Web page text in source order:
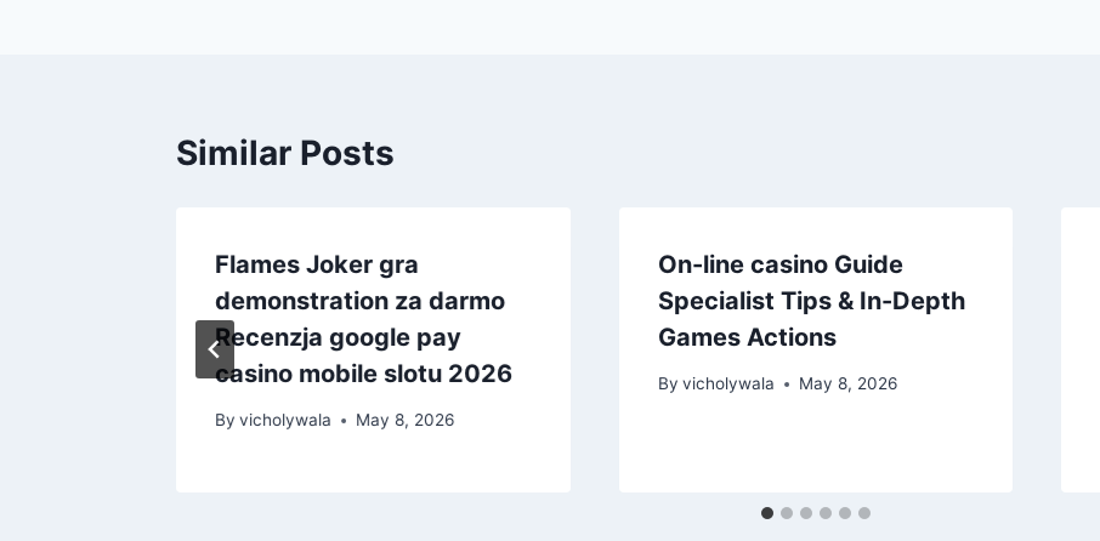
Similar Posts
Flames Joker gra
demonstration za darmo
Recenzja google pay
casino mobile slotu 2026
By vicholywala May 8, 2026
On-line casino Guide
Specialist Tips & In-Depth
Games Actions
By vicholywala May 8, 2026